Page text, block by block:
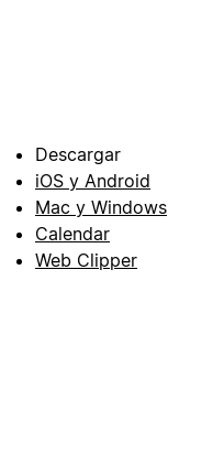
Descargar
iOS y Android
Mac y Windows
Calendar
Web Clipper